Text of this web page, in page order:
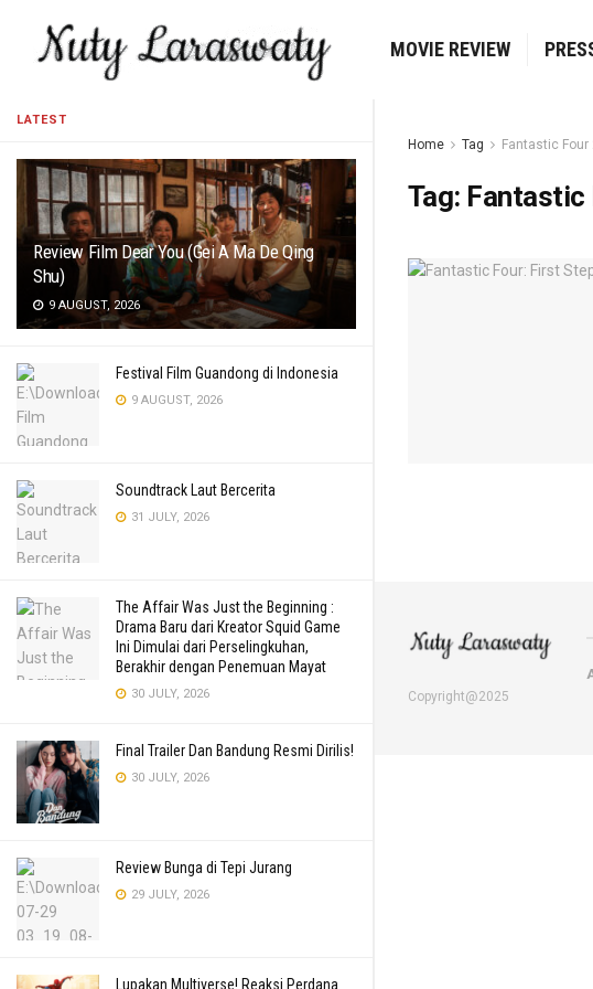
LATEST
Review Film Dear You (Gei A Ma De Qing
Shu)
9 AUGUST, 2026
Festival Film Guandong di Indonesia
9 AUGUST, 2026
Soundtrack Laut Bercerita
31 JULY, 2026
The Affair Was Just the Beginning :
Drama Baru dari Kreator Squid Game
Ini Dimulai dari Perselingkuhan,
Berakhir dengan Penemuan Mayat
30 JULY, 2026
Final Trailer Dan Bandung Resmi Dirilis!
30 JULY, 2026
Review Bunga di Tepi Jurang
29 JULY, 2026
Lupakan Multiverse! Reaksi Perdana
MOVIE REVIEW
Home Tag Fantastic
Tag: Fantastic
Copyright@2025